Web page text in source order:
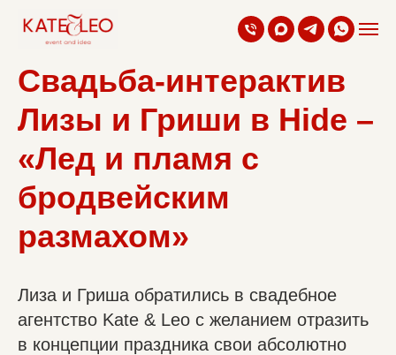
Свадьба-интерактив
Лизы и Гриши в Hide –
«Лед и пламя с
бродвейским
размахом»
Лиза и Гриша обратились в свадебное
агентство Kate & Leo с желанием отразить
в концепции праздника свои абсолютно